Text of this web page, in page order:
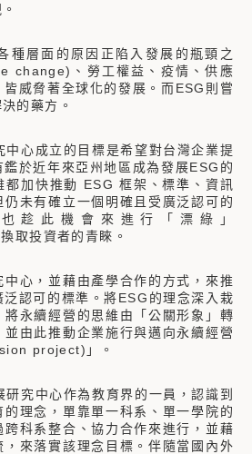
種層面的原因正陷入發展的瓶頸之
change)、勞工權益、疫情、供應
威脅著全球化的發展。而ESG則嘗
的藥方。
中心成立的目標是希望對台灣企業提
於近年來亞州地區成為發展ESG的
都加快推動 ESG 框架、標準、資訊
未有確立一個明確且受廣泛認可的
趁此機會來進行「漂綠」
取投資者的青睞。
心，並藉由產學合作的方式，來推
認可的標準。將ESG的理念深入栽
將永續經營的思維由「公關形象」轉
由此推動企業施行與邁向永續經營
project)」。
究中心作為教育界的一員，認識到
理念，單靠單一科系、單一學院的
跨科系整合、協力合作來進行，並藉
，來落實該理念目標。伴隨當國內外